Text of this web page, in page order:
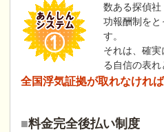
数ある探偵
功報酬制を
す。
それは、確
る自信の表れ
全国浮気証拠が取れなけれ
料金完全後払い制度